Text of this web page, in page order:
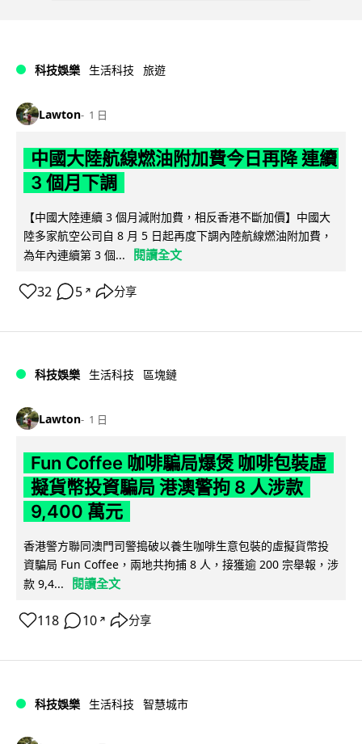
科技娛樂 生活科技 旅遊
Lawton 1 日
中國大陸航線燃油附加費今日再降 連續
3 個月下調
【中國大陸連續 3 個月減附加費，相反香港不斷加價】中國大
陸多家航空公司自 8 月 5 日起再度下調內陸航線燃油附加費，
為年內連續第 3 個...
閱讀全文
32 5 ↗ 分享
科技娛樂 生活科技 區塊鏈
Lawton 1 日
Fun Coffee 咖啡騙局爆煲 咖啡包裝虛
擬貨幣投資騙局 港澳警拘 8 人涉款
9,400 萬元
香港警方聯同澳門司警搗破以養生咖啡生意包裝的虛擬貨幣投
資騙局 Fun Coffee，兩地共拘捕 8 人，接獲逾 200 宗舉報，涉
款 9,4...
閱讀全文
118 10 ↗ 分享
科技娛樂 生活科技 智慧城市